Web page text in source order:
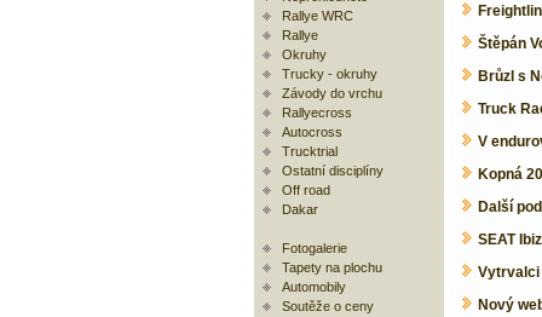
Rallye WRC
Rallye
Okruhy
Trucky - okruhy
Závody do vrchu
Rallyecross
Autocross
Trucktrial
Ostatní disciplíny
Off road
Dakar
Fotogalerie
Tapety na plochu
Automobily
Soutěže o ceny
Štěpán
Brůzl s
Truck
V
Kopná
Další
SEAT
Vytrvalci
Nový